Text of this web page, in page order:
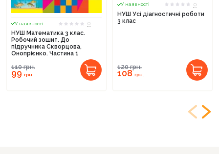
У наявності
0
НУШ Математика 3 клас.
Робочий зошит. До
підручника Скворцова,
Онопрієнко. Частина 1
110грн.
99 грн.
У наявності
0
НУШ Усі діагностичні роботи
3 клас
120грн.
108грн.